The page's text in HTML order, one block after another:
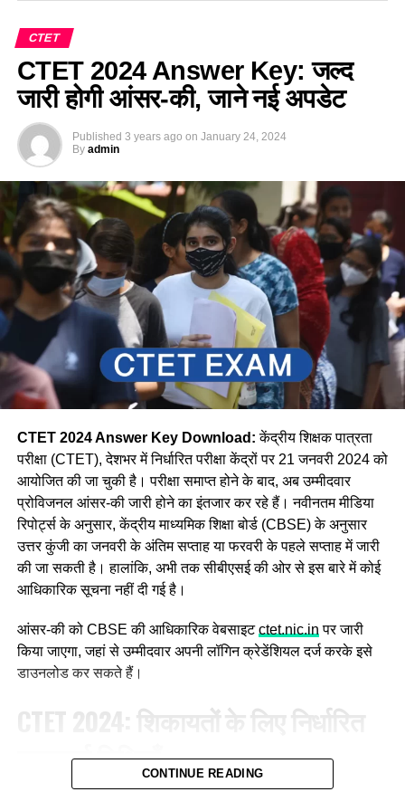
CTET
CTET 2024 Answer Key: जल्द
जारी होगी आंसर-की, जाने नई अपडेट
Published 3 years ago on January 24, 2024
By admin
CTET 2024 Answer Key Download:केंद्रीय शिक्षक पात्रता
परीक्षा (CTET), देशभर में निर्धारित परीक्षा केंद्रों पर 21 जनवरी 2024 को
आयोजित की जा चुकी है। परीक्षा समाप्त होने के बाद, अब उम्मीदवार
प्रोविजनल आंसर-की जारी होने का इंतजार कर रहे हैं। नवीनतम मीडिया
रिपोर्ट्स के अनुसार, केंद्रीय माध्यमिक शिक्षा बोर्ड (CBSE) के अनुसार
उत्तर कुंजी का जनवरी के अंतिम सप्ताह या फरवरी के पहले सप्ताह में जारी
की जा सकती है। हालांकि, अभी तक सीबीएसई की ओर से इस बारे में कोई
आधिकारिक सूचना नहीं दी गई है।
आंसर-की को CBSE की आधिकारिक वेबसाइटctet.nic.in पर जारी
किया जाएगा, जहां से उम्मीदवार अपनी लॉगिन क्रेडेंशियल दर्ज करके इसे
डाउनलोड कर सकते हैं।
CTET 2024: शिकायतों के लिए निर्धारित
महत्वपूर्ण तिथियाँ
जिन उम्मीदवारों ने CTET परीक्षा में भाग लिया है, वे आंसर-की डाउनलोड
CONTINUE READING